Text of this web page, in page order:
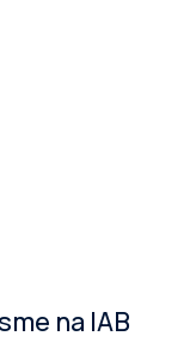
na IAB